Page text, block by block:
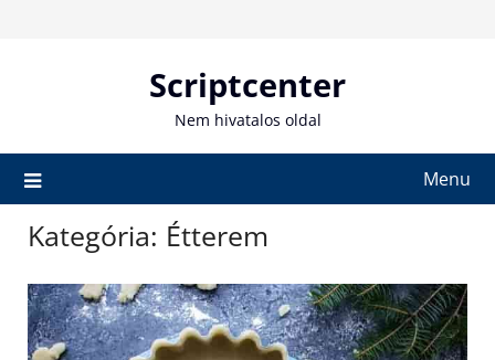
Scriptcenter
Nem hivatalos oldal
Menu
Kategória: Étterem